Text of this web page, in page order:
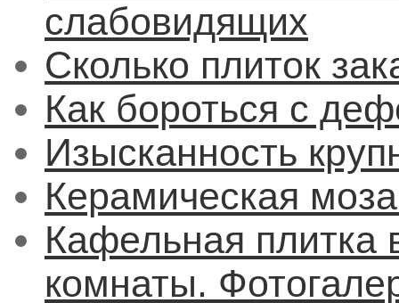
слабовидящих
Сколько плиток
Как бороться с
Изысканность
Керамическая
Кафельная плитка
комнаты.